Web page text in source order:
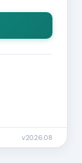
v2026.08